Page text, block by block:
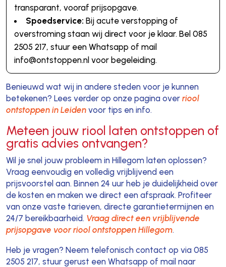
transparant, vooraf prijsopgave.
Spoedservice: Bij acute verstopping of
overstroming staan wij direct voor je klaar. Bel 085
2505 217, stuur een Whatsapp of mail
info@ontstoppen.nl voor begeleiding.
Benieuwd wat wij in andere steden voor je kunnen
betekenen? Lees verder op onze pagina over riool
ontstoppen in Leidenvoor tips en info.
Meteen jouw riool laten ontstoppen of
gratis advies ontvangen?
Wil je snel jouw probleem in Hillegom laten oplossen?
Vraag eenvoudig en volledig vrijblijvend een
prijsvoorstel aan. Binnen 24 uur heb je duidelijkheid over
de kosten en maken we direct een afspraak. Profiteer
van onze vaste tarieven, directe garantietermijnen en
24/7 bereikbaarheid. Vraag direct een vrijblijvende
prijsopgave voor riool ontstoppen Hillegom.
Heb je vragen? Neem telefonisch contact op via 085
2505 217, stuur gerust een Whatsapp of mail naar